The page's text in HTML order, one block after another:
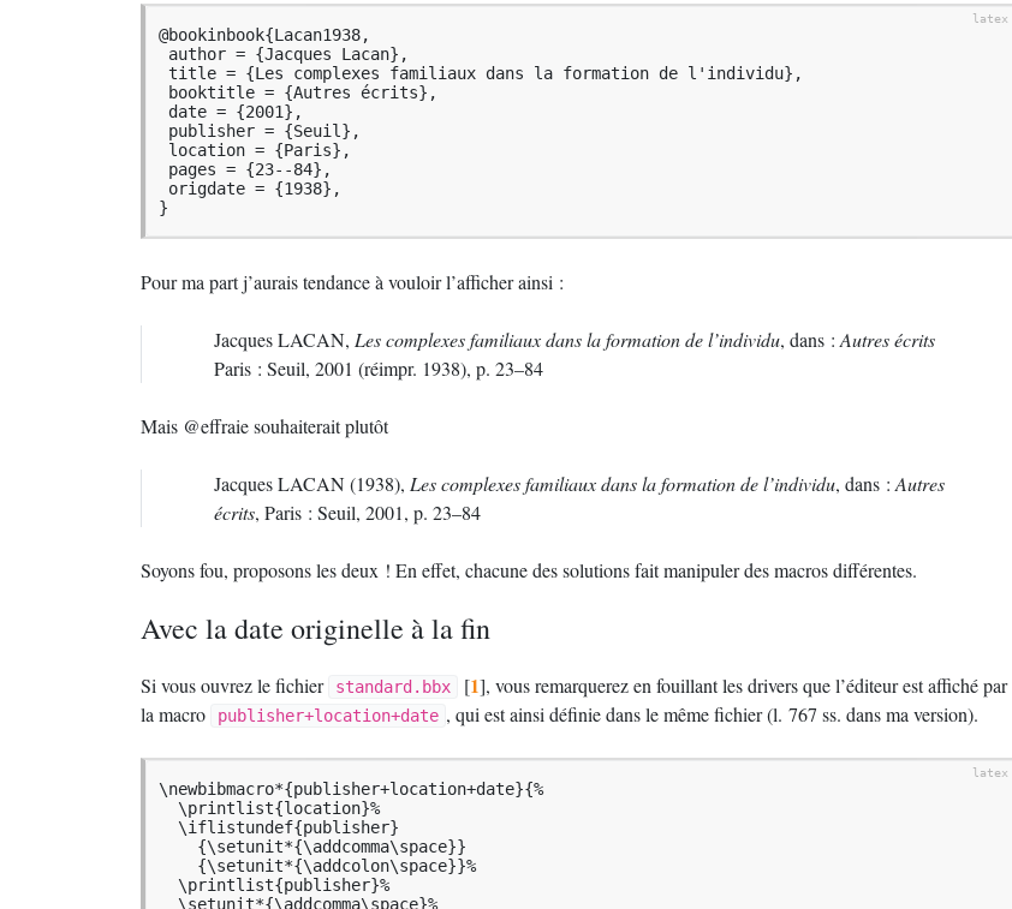
@bookinbook{Lacan1938,
}
Pour ma part j’aurais tendance à vouloir l’afficher ainsi :
JacquesLACAN, Les complexes familiaux dans la formation de l’individu, dans : Autres écrits
Paris : Seuil, 2001 (réimpr. 1938), p. 23–84
Mais @effraie souhaiterait plutôt
JacquesLACAN(1938), Les complexes familiaux dans la formation de l’individu, dans : Autres
écrits, Paris : Seuil, 2001, p. 23–84
Soyons fou, proposons les deux ! En effet, chacune des solutions fait manipuler des macros différentes.
Avec la date originelle à la fin
Si vous ouvrez le fichier standard.bbx [1], vous remarquerez en fouillant les drivers que l’éditeur est affiché par
la macro
publisher+location+date , qui est ainsi définie dans le même fichier (l. 767 ss. dans ma version).
\newbibmacro*{publisher+location+date}{%